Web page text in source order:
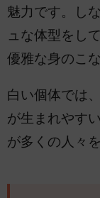
魅力です。し
ュな体型をし
優雅な身のこ
白い個体では
が生まれやす
が多くの人々